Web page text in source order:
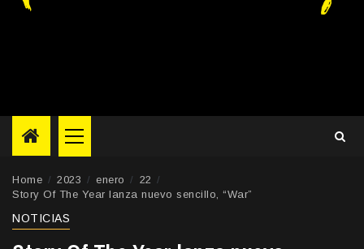
Primary
Menu
Home 2023 enero
22
Story Of The Year lanza nuevo sencillo, “War”
NOTICIAS